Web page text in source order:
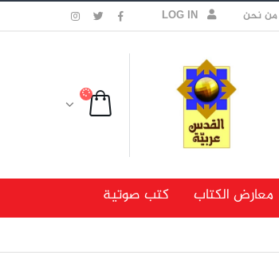
من نحن LOG IN
معارض الكتاب كتب صوتية